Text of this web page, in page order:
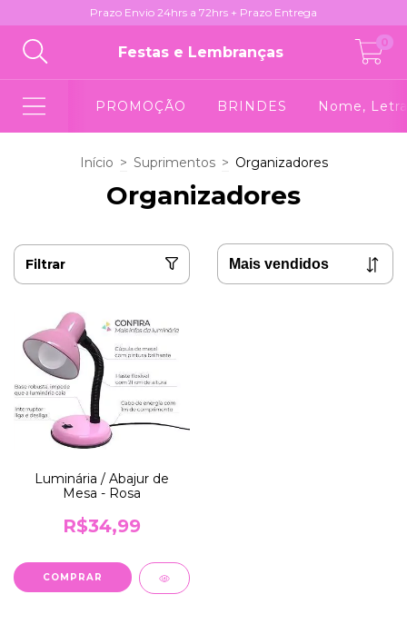
Prazo Envio 24hrs a 72hrs + Prazo Entrega
Festas e Lembranças
0
PROMOÇÃO BRINDES Nome,
Início > Suprimentos > Organizadores
Organizadores
Filtrar
Luminária / Abajur de
Mesa - Rosa
R$34,99